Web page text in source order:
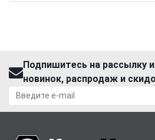
Подпишитесь на рассылку
новинок, распродаж и